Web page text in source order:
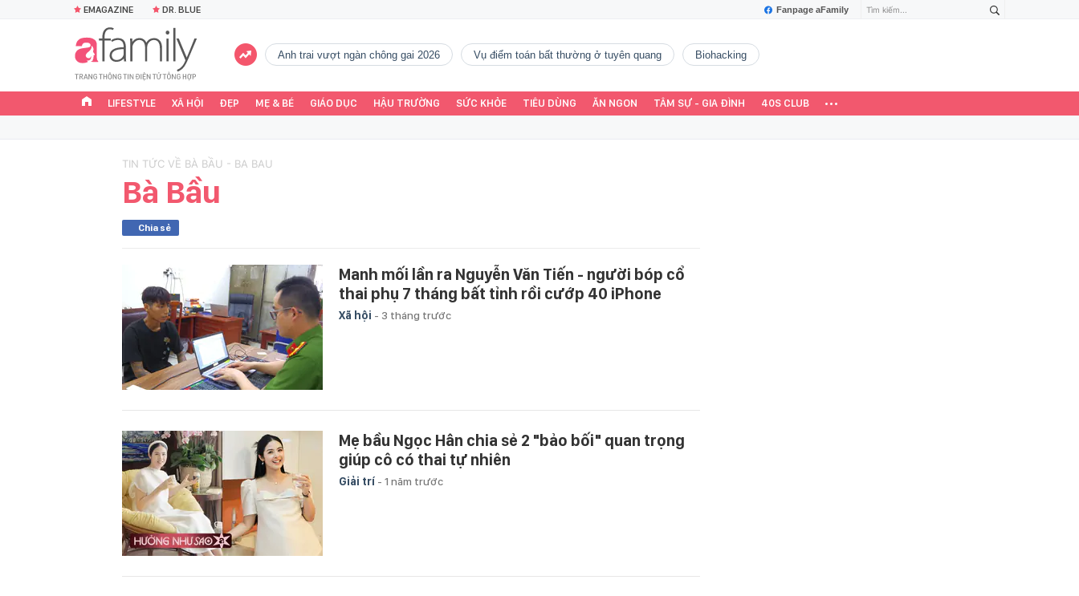
Fanpage aFamily
EMAGAZINE DR. BLUE
Anh trai vượt ngàn chông gai 2026 vụ điểm toán bất thường ở tuyên quang Biohacking
LIFESTYLE XÃ HỘI ĐẸP MẸ & BÉ GIÁO DỤC HẬU TRƯỜNG SỨC KHỎE TIÊU DÙNG ĂN NGON TÂM SỰ - GIA ĐÌNH 40S CLUB
TIN TỨC VỀ BÀ BẦU - BA BAU
Bà Bầu
Chia sẻ
Manh mối lần ra Nguyễn Văn Tiến - người bóp cổ
thai phụ 7 tháng bất tỉnh rồi cướp 40 iPhone
Xã hội - 3 tháng trước
Mẹ bầu Ngọc Hân chia sẻ 2 "bảo bối" quan trọng
giúp cô có thai tự nhiên
Giải trí - 1 năm trước